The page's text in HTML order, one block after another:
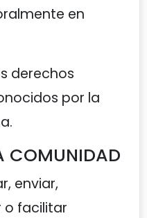
en
derechos
por la
COMUNIDAD
enviar,
o facilitar